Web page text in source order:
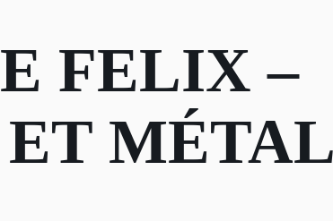
FELIX –
MÉTAL